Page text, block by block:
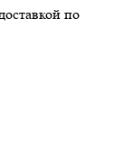
по